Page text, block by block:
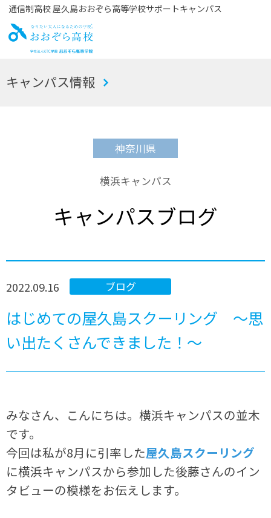
通信制高校 屋久島おおぞら高等学校サポートキャンパス
お
キャンパス情報
神奈川県
横浜キャンパス
キャンパスブログ
ブログ
2022.09.16
はじめての屋久島スクーリング ～思
い出たくさんできました！～
みなさん、こんにちは。横浜キャンパスの並木
です。
今回は私が8月に引率した屋久島スクーリング
に横浜キャンパスから参加した後藤さんのイン
タビューの模様をお伝えします。